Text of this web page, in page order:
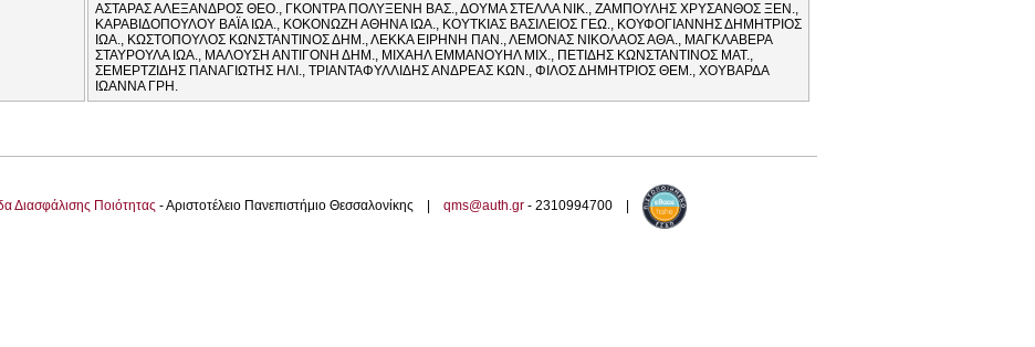
ΑΣΤΑΡΑΣ ΑΛΕΞΑΝΔΡΟΣ ΘΕΟ., ΓΚΟΝΤΡΑ ΠΟΛΥΞΕΝΗ ΒΑΣ., ΔΟΥΜΑ ΣΤΕΛΛΑ ΝΙΚ., ΖΑΜΠΟΥΛΗΣ ΧΡΥΣΑΝΘΟΣ ΞΕΝ.,
ΚΑΡΑΒΙΔΟΠΟΥΛΟΥ ΒΑΪΑ ΙΩΑ., ΚΟΚΟΝΩΖΗ ΑΘΗΝΑ ΙΩΑ., ΚΟΥΤΚΙΑΣ ΒΑΣΙΛΕΙΟΣ ΓΕΩ., ΚΟΥΦΟΓΙΑΝΝΗΣ ΔΗΜΗΤΡΙΟΣ
ΙΩΑ., ΚΩΣΤΟΠΟΥΛΟΣ ΚΩΝΣΤΑΝΤΙΝΟΣ ΔΗΜ., ΛΕΚΚΑ ΕΙΡΗΝΗ ΠΑΝ., ΛΕΜΟΝΑΣ ΝΙΚΟΛΑΟΣ ΑΘΑ., ΜΑΓΚΛΑΒΕΡΑ
ΣΤΑΥΡΟΥΛΑ ΙΩΑ., ΜΑΛΟΥΣΗ ΑΝΤΙΓΟΝΗ ΔΗΜ., ΜΙΧΑΗΛ ΕΜΜΑΝΟΥΗΛ ΜΙΧ., ΠΕΤΙΔΗΣ ΚΩΝΣΤΑΝΤΙΝΟΣ ΜΑΤ.,
ΣΕΜΕΡΤΖΙΔΗΣ ΠΑΝΑΓΙΩΤΗΣ ΗΛΙ., ΤΡΙΑΝΤΑΦΥΛΛΙΔΗΣ ΑΝΔΡΕΑΣ ΚΩΝ., ΦΙΛΟΣ ΔΗΜΗΤΡΙΟΣ ΘΕΜ., ΧΟΥΒΑΡΔΑ
ΙΩΑΝΝΑ ΓΡΗ.
Διασφάλισης Ποιότητας - Αριστοτέλειο Πανεπιστήμιο Θεσσαλονίκης | qms@auth.gr - 2310994700 |